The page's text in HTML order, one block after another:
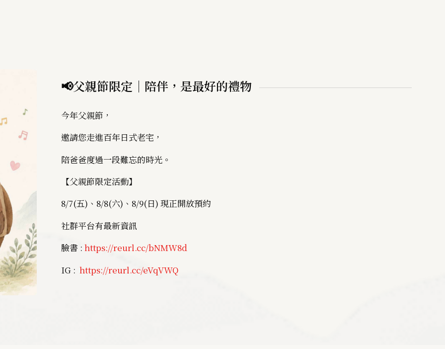
📢父親節限定｜陪伴，是最好的禮物
今年父親節，
邀請您走進百年日式老宅，
陪爸爸度過一段難忘的時光。
【父親節限定活動】
8/7(五)、8/8(六)、8/9(日) 現正開放預約
社群平台有最新資訊
臉書 : https://reurl.cc/bNMW8d
IG : https://reurl.cc/eVqVWQ